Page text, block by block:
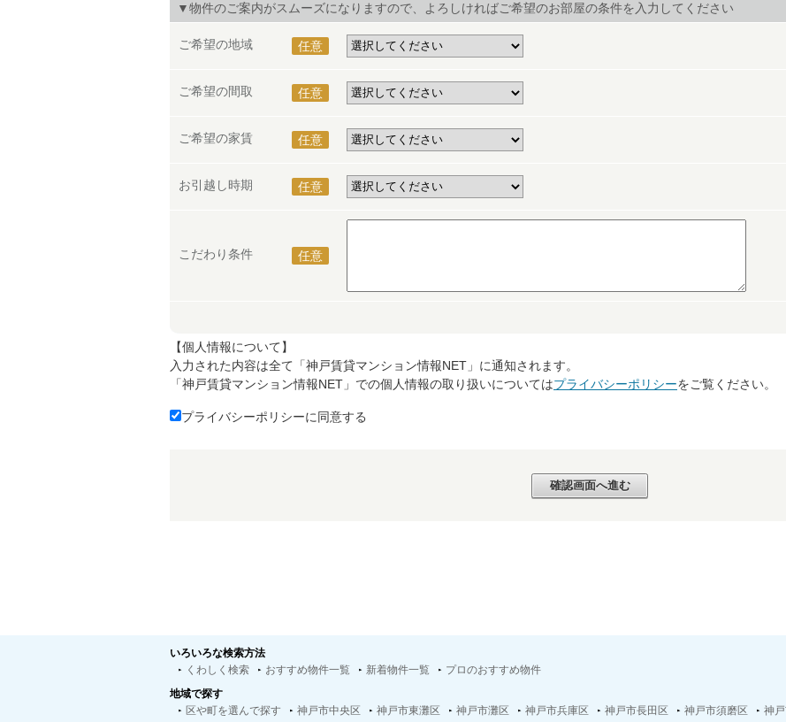
▼物件のご案内がスムーズになりますので、よろしければご希望のお部屋の条件を入力してください
ご希望の地域 任意
ご希望の間取 任意
ご希望の家賃 任意
お引越し時期 任意
こだわり条件 任意
【個人情報について】
入力された内容は全て「神戸賃貸マンション情報NET」に通知されます。
「神戸賃貸マンション情報NET」での個人情報の取り扱いについてはプライバシーポリシーをご覧ください。
プライバシーポリシーに同意する
いろいろな検索方法
くわしく検索
おすすめ物件一覧 新着物件一覧
プロのおすすめ物件
地域で探す
区や町を選んで探す
神戸市中央区 神戸市東灘区 神戸市灘区 神戸市兵庫区 神戸市長田区 神戸市須磨区 神